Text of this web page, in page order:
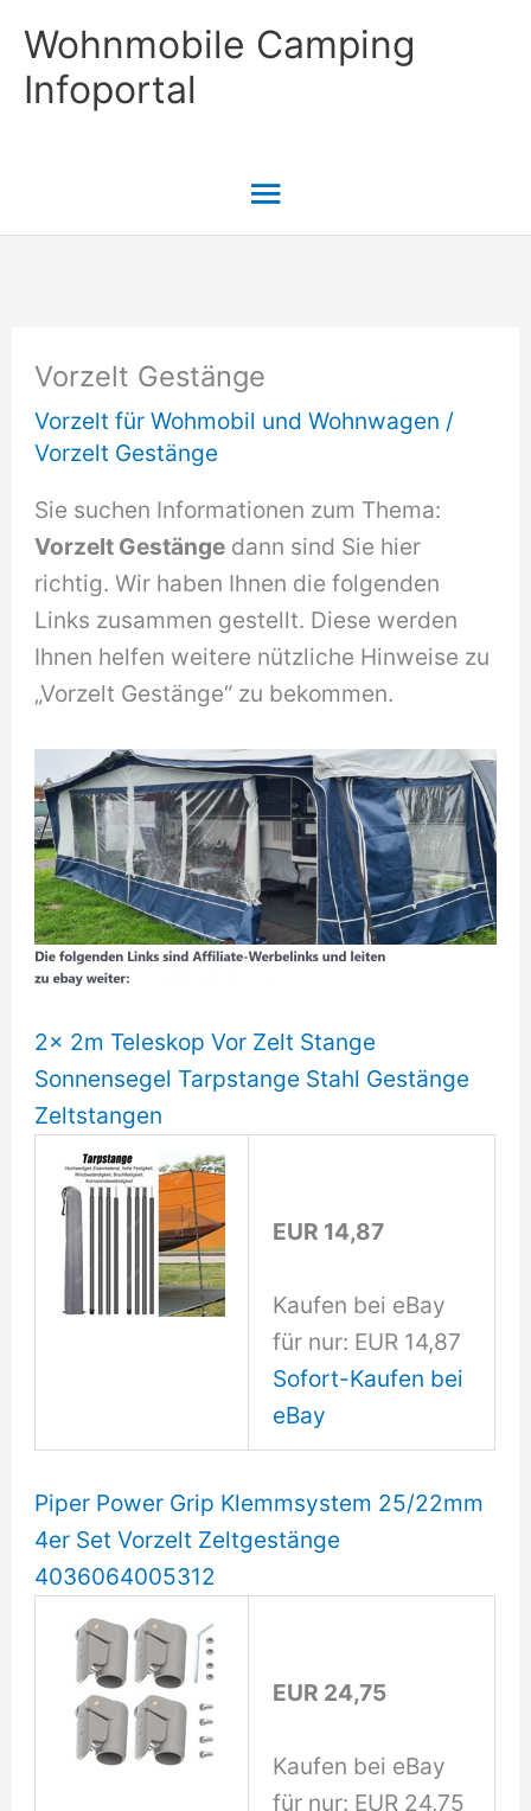
Inhalt
springen
Wohnmobile Camping
Infoportal
Hauptmenü
Vorzelt Gestänge
Vorzelt für Wohmobil und Wohnwagen /
Vorzelt Gestänge
Sie suchen Informationen zum Thema:
Vorzelt Gestänge dann sind Sie hier
richtig. Wir haben Ihnen die folgenden
Links zusammen gestellt. Diese werden
Ihnen helfen weitere nützliche Hinweise zu
„Vorzelt Gestänge“ zu bekommen.
2x 2m Teleskop Vor Zelt Stange
Sonnensegel Tarpstange Stahl Gestänge
Zeltstangen
EUR 14,87
Kaufen bei eBay
für nur: EUR 14,87
Sofort-Kaufen bei
eBay
Piper Power Grip Klemmsystem 25/22mm
4er Set Vorzelt Zeltgestänge
4036064005312
EUR 24,75
Kaufen bei eBay
für nur: EUR 24,75